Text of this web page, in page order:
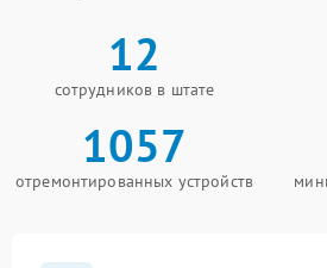
12
сотрудников в штате
1057
отремонтированных устройств